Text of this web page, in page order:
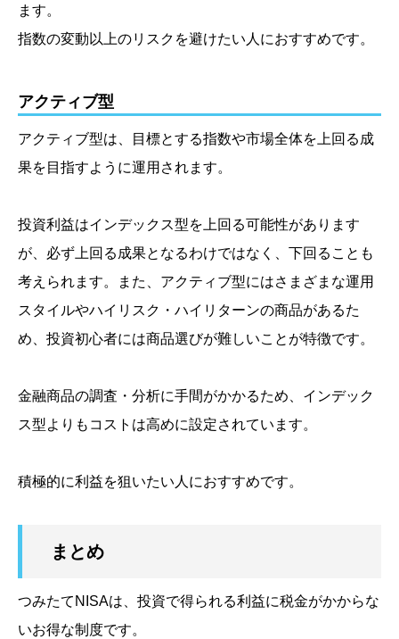
ます。
指数の変動以上のリスクを避けたい人におすすめです。
アクティブ型
アクティブ型は、目標とする指数や市場全体を上回る成
果を目指すように運用されます。
投資利益はインデックス型を上回る可能性があります
が、必ず上回る成果となるわけではなく、下回ることも
考えられます。また、アクティブ型にはさまざまな運用
スタイルやハイリスク・ハイリターンの商品があるた
め、投資初心者には商品選びが難しいことが特徴です。
金融商品の調査・分析に手間がかかるため、インデック
ス型よりもコストは高めに設定されています。
積極的に利益を狙いたい人におすすめです。
まとめ
つみたてNISAは、投資で得られる利益に税金がかからな
いお得な制度です。